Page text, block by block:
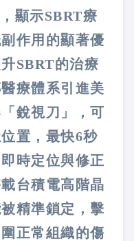
顯示SBRT療
作用的顯著優
SBRT的治療
療體系引進美
銳視刀」，可
置，最快6秒
時定位與修正
台積電高階晶
精準鎖定，擊
正常組織的傷